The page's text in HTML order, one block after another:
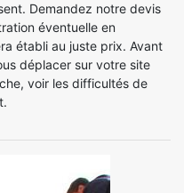
Demandez notre devis
éventuelle en
établi au juste prix. Avant
déplacer sur votre site
voir les difficultés de